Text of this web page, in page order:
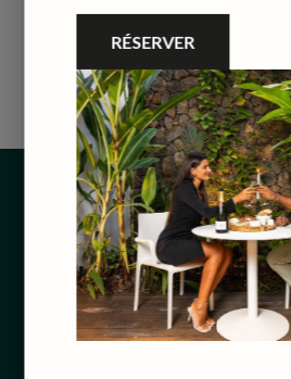
RÉSERVER
MENU
Accueil